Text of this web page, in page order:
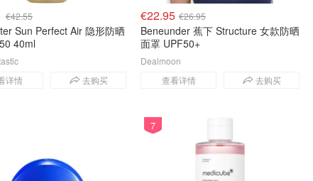
€42.55
Sun Perfect Air 隐形防晒
40ml
详情 去购买
€22.95 €26.95
Beneunder 蕉下 Structure 女款防晒
面罩 UPF50+
查看详情 去购买
Dealmoon
7